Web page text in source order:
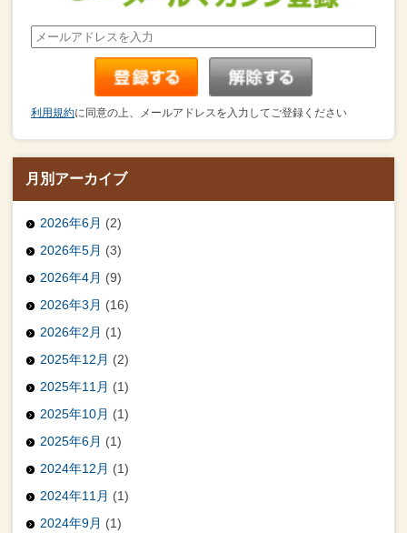
利用規約に同意の上、メールアドレスを入力してご登録ください
月別アーカイブ
2026年6月 (2)
2026年5月 (3)
2026年4月 (9)
2026年3月 (16)
2026年2月 (1)
2025年12月 (2)
2025年11月 (1)
2025年10月 (1)
2025年6月 (1)
2024年12月 (1)
2024年11月 (1)
2024年9月 (1)